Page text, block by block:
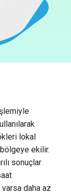
lokal
ekilir.
sonuçlar
daha az